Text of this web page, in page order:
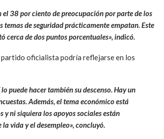
38 por ciento de preocupación por parte de los
temas de seguridad prácticamente empatan. Este
cerca de dos puntos porcentuales», indicó.
oficialista podría reflejarse en los
puede hacer también su descenso. Hay un
Además, el tema económico está
y ni siquiera los apoyos sociales están
vida y el desempleo», concluyó.